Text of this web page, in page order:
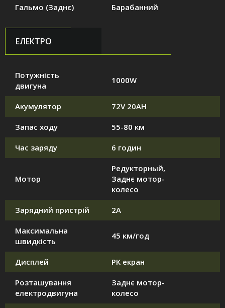
Гальмо (Заднє) Барабанний
ЕЛЕКТРО
Потужність
двигуна
1000W
Акумулятор 72V 20АH
Запас ходу 55-80 км
Час заряду 6 годин
Мотор
Редукторный,
Заднє мотор-
колесо
Зарядний пристрій 2А
Максимальна
швидкість
45 км/год
Дисплей РК екран
Розташування
електродвигуна
Заднє мотор-
колесо